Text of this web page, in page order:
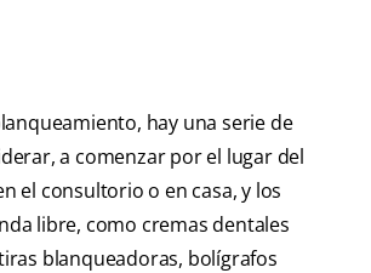
hay una serie de
a comenzar por el lugar del
el consultorio o en casa, y los
libre, como cremas dentales
blanqueadoras, bolígrafos